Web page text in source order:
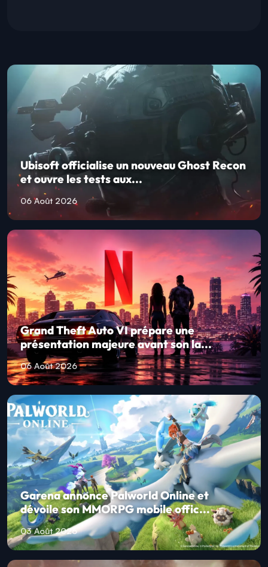
Ubisoft officialise un nouveau Ghost Recon
et ouvre les tests aux...
06 Août 2026
Grand Theft Auto VI prépare une
présentation majeure avant son la...
06 Août 2026
Garena annonce Palworld Online et
dévoile son MMORPG mobile offic...
03 Août 2026